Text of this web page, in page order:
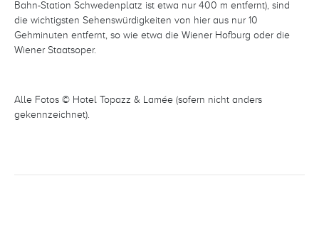
Bahn-Station Schwedenplatz ist etwa nur 400 m entfernt), sind
die wichtigsten Sehenswürdigkeiten von hier aus nur 10
Gehminuten entfernt, so wie etwa die Wiener Hofburg oder die
Wiener Staatsoper.
Alle Fotos © Hotel Topazz & Lamée (sofern nicht anders
gekennzeichnet).